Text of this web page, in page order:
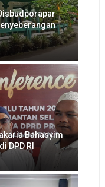
Bahasyim
DPD RI